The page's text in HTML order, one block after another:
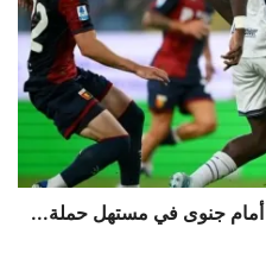
أمام جنوى في مستهل حملة...